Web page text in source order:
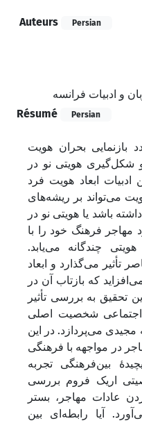
Auteurs Persian
و ادبیات فرانسه
Résumé
Persian
بازنمایی بحران هویت
شکل‌گیری هویتی نو در
ابعاد هویت فرد
می‌تواند بر ریشه‌های
باشد یا هویتی نو در
فرهنگ خود را با
چندگانه ‌می‌یابد.
تأثیر می‌گذارد و ابعاد
که بازتاب آن در
تحقیق به بررسی تأثیر
اجتماعی شخصیت‌ اصلی
می‌پردازد. در این
در مواجهه با فرهنگی
بین‌فرهنگی تجربه
اریک فروم بررسی
عادات مهاجر، بستر
آیا رابطه‌ای بین